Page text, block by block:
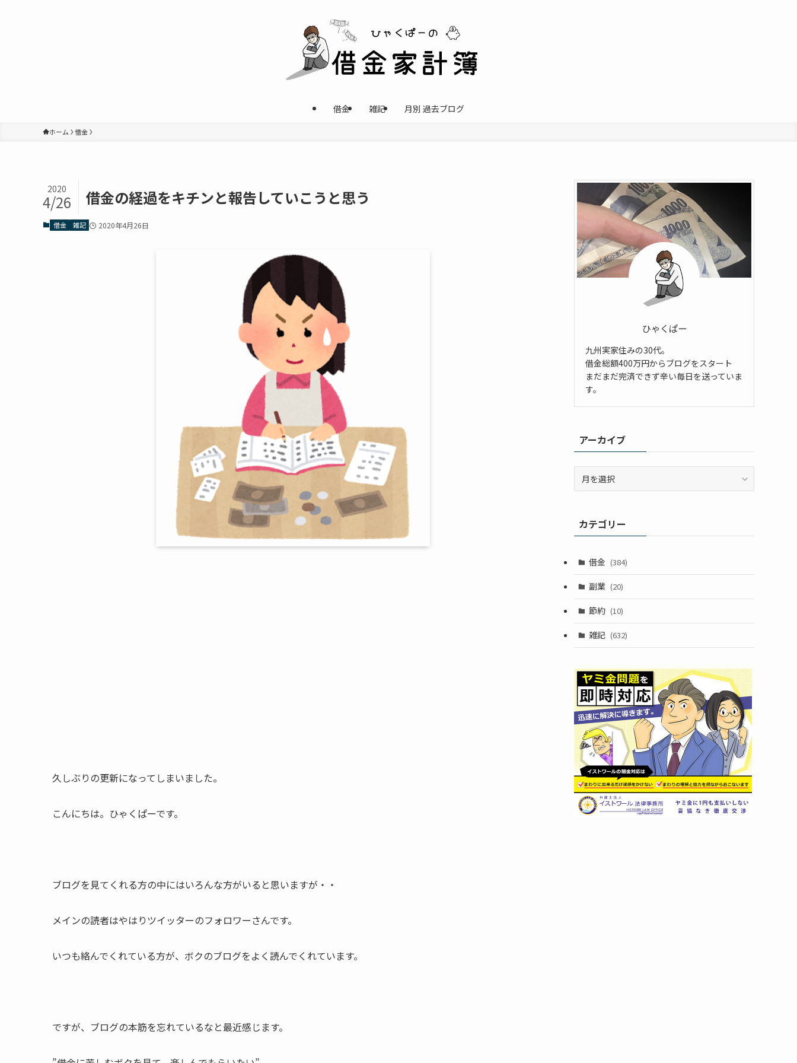
借金 雑記 月別 過去ブログ
ホーム 借金
借金の経過をキチンと報告していこうと思う
2020
4/26
借金 雑記 2020年4月26日
久しぶりの更新になってしまいました。
こんにちは。ひゃくぱーです。
ブログを見てくれる方の中にはいろんな方がいると思いますが・・
メインの読者はやはりツイッターのフォロワーさんです。
いつも絡んでくれている方が、ボクのブログをよく読んでくれています。
ですが、ブログの本筋を忘れているなと最近感じます。
ひゃくぱー
九州実家住みの30代。
借金総額400万円からブログをスタート
まだまだ完済できず辛い毎日を送っていま
す。
アーカイブ
ブカテゴリー
借金 (384)
副業 (20)
節約 (10)
雑記 (632)